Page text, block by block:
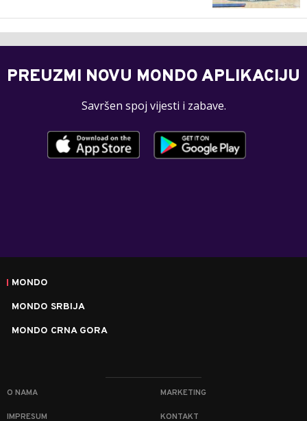
PREUZMI NOVU MONDO APLIKACIJU
Savršen spoj vijesti i zabave.
MONDO
MONDO SRBIJA
MONDO CRNA GORA
O NAMA MARKETING
IMPRESUM KONTAKT